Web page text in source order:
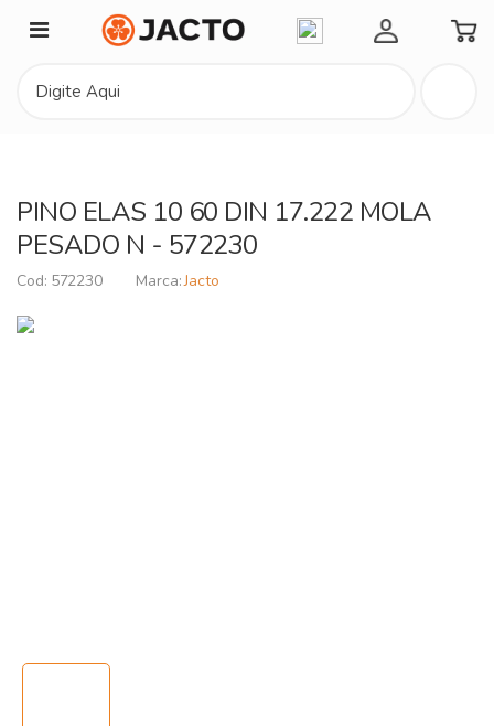
Minha Conta
PINO ELAS 10 60 DIN 17.222 MOLA
PESADO N - 572230
572230 Jacto